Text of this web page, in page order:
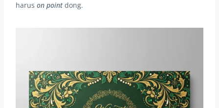
harus on pointdong.